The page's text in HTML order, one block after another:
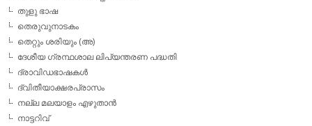
തുളു ഭാഷ
തെരുവുനാടകം
തെറ്റും ശരിയും (അ)
ദേശീയ ഗ്രന്ഥശാല ലിപ്യന്തരണ പദ്ധതി
ദ്രാവിഡഭാഷകള്‍
ദ്വിതീയാക്ഷരപ്രാസം
നല്ല മലയാളം എഴുതാന്‍
നാട്ടറിവ്